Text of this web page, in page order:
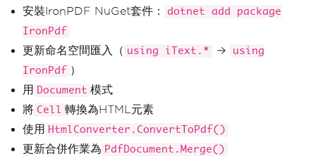
安裝IronPDF NuGet套件：
dotnet add package
IronPdf
更新命名空間匯入（ using iText.* →
using
IronPdf ）
用
Document 模式
將 Cell
轉換為HTML元素
使用 HtmlConverter.ConvertToPdf()
更新合併作業為 PdfDocument.Merge()